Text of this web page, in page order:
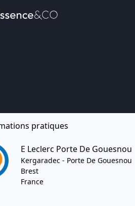
pratiques
E Leclerc Porte De Gouesnou
Kergaradec - Porte De Gouesnou
Brest
France